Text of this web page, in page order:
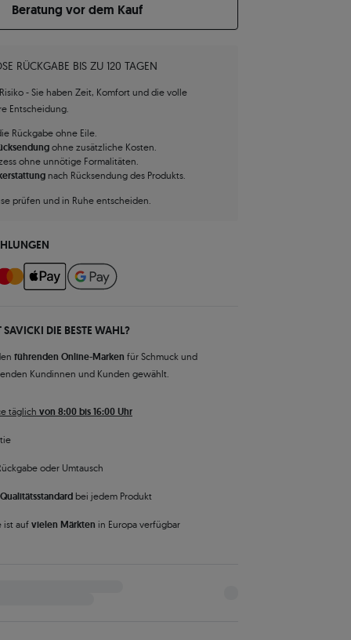
Beratung vor dem Kauf
RÜCKGABE BIS ZU 120 TAGEN
- Sie haben Zeit, Komfort und die volle
Entscheidung.
Rückgabe ohne Eile.
ohne zusätzliche Kosten.
ohne unnötige Formalitäten.
nach Rücksendung des Produkts.
prüfen und in Ruhe entscheiden.
DIE BESTE WAHL?
führenden Online-Marken für Schmuck und
Kundinnen und Kunden gewählt.
täglich von 8:00 bis 16:00 Uhr
oder Umtausch
bei jedem Produkt
ist auf vielen Märkten in Europa verfügbar